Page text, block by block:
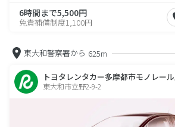
6時間まで5,500円
免責補償制度1,100円
東大和警察署から 625m
トヨタレンタカー多摩都市モノレー
東大和市立野2-9-2